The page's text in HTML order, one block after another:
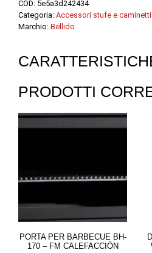
COD: 5e5a3d242434
Categoria: Accessori stufe e caminetti
Marchio: Bellido
PRODOTTI
PORTA PER BARBECUE BH-
170 – FM CALEFACCIÓN